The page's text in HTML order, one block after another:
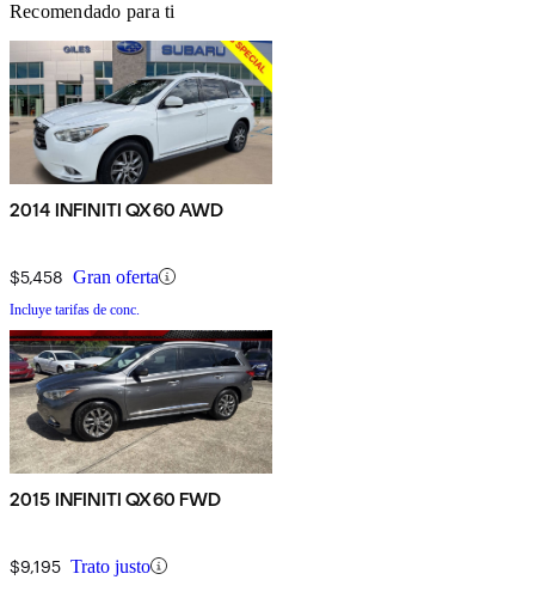
Recomendado para ti
2014 INFINITI QX60 AWD
$5,458 Gran oferta
Incluye tarifas de conc.
2015 INFINITI QX60 FWD
$9,195 Trato justo